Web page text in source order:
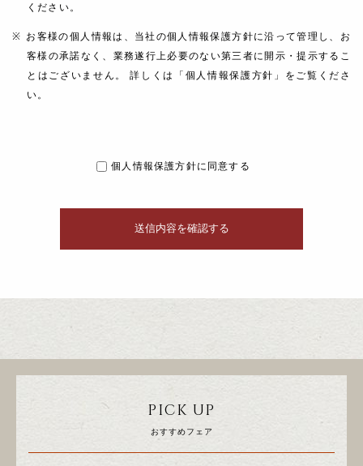
ください。
お客様の個人情報は、当社の個人情報保護方針に沿って管理し、お
客様の承諾なく、業務遂行上必要のない第三者に開示・提示するこ
とはございません。 詳しくは「個人情報保護方針」をご覧くださ
い。
個人情報保護方針に同意する
PICK UP
おすすめフェア